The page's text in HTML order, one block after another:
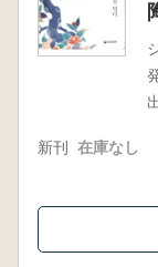
新刊 在庫なし